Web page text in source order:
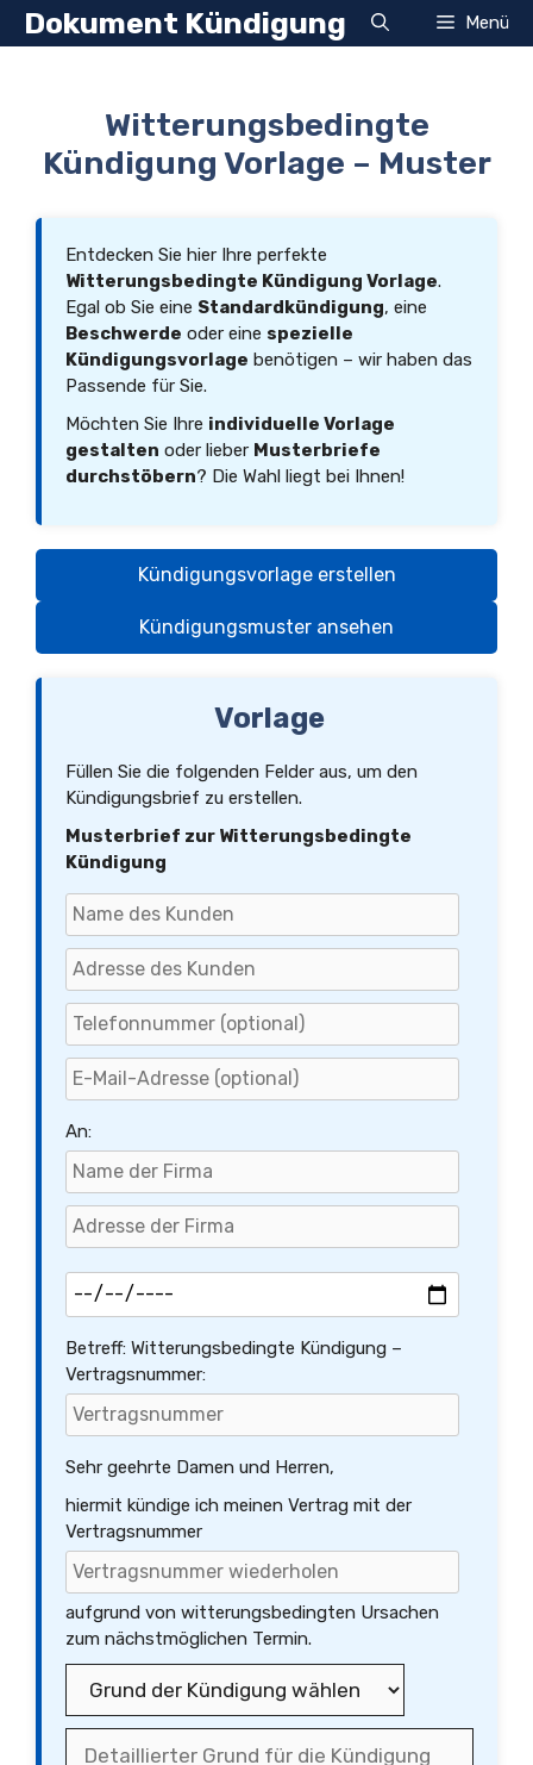
Zum
InhaltDokument Kündigung Menü
Witterungsbedingte
Kündigung Vorlage – Muster
Entdecken Sie hier Ihre perfekte
Witterungsbedingte Kündigung Vorlage.
Egal ob Sie eine Standardkündigung, eine
Beschwerde oder eine spezielle
Kündigungsvorlage benötigen – wir haben das
Passende für Sie.
Möchten Sie Ihre individuelle Vorlage
gestalten oder lieber Musterbriefe
durchstöbern? Die Wahl liegt bei Ihnen!
Kündigungsvorlage erstellen
Kündigungsmuster ansehen
Vorlage
Füllen Sie die folgenden Felder aus, um den
Kündigungsbrief zu erstellen.
Musterbrief zur Witterungsbedingte
Kündigung
An:
Betreff: Witterungsbedingte Kündigung –
Vertragsnummer:
Sehr geehrte Damen und Herren,
hiermit kündige ich meinen Vertrag mit der
Vertragsnummer
aufgrund von witterungsbedingten Ursachen
zum nächstmöglichen Termin.